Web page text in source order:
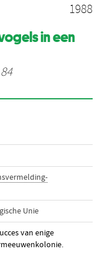
1988
in een
Unie
van enige